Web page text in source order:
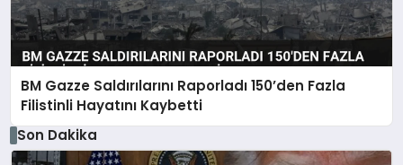
BM Gazze Saldırılarını Raporladı 150’den Fazla
Filistinli Hayatını Kaybetti
Son Dakika